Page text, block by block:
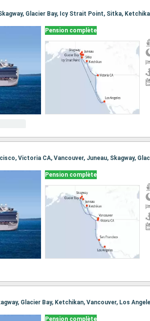
Pension complète
Pension complète
Glacier Bay, Ketchikan, Vancouver, Los
Pension complète